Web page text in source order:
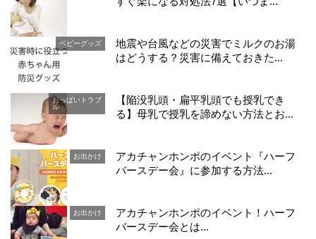
ベビーグッズ
地震や台風などの災害でミルクのお湯
はどうする？災害に備えておきた...
おっぱいトラブ
ル
【陥没乳頭・扁平乳頭でも授乳でき
る】母乳で授乳を諦めない方法とお...
お出かけ
アカチャンホンポのイベント『ハーフ
バースデー会』に参加する方法...
お出かけ
アカチャンホンポのイベント！ハーフ
バースデー会とは...